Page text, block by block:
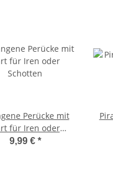
Perücke mit
für Iren oder
Schotten
9,99 € *